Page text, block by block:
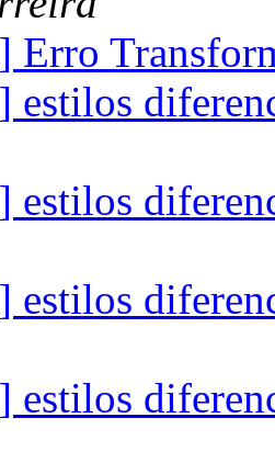
Erro
estilos
estilos
estilos
estilos